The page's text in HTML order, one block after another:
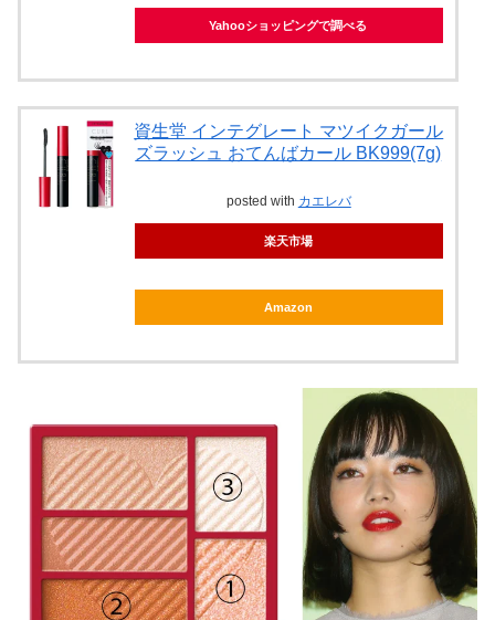
Yahooショッピングで調べる
資生堂 インテグレート マツイクガール
ズラッシュ おてんばカール BK999(7g)
posted with カエレバ
楽天市場
Amazon